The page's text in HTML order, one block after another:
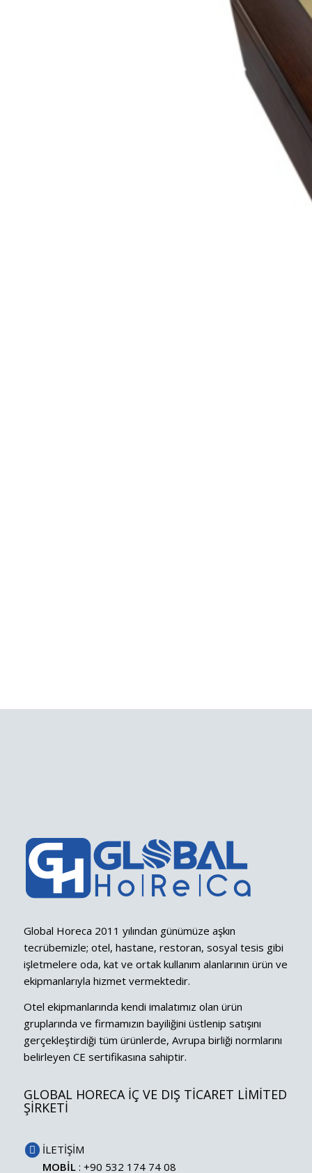
Global Horeca 2011 yılından günümüze aşkın
tecrübemizle; otel, hastane, restoran, sosyal tesis gibi
işletmelere oda, kat ve ortak kullanım alanlarının ürün ve
ekipmanlarıyla hizmet vermektedir.
Otel ekipmanlarında kendi imalatımız olan ürün
gruplarında ve firmamızın bayiliğini üstlenip satışını
gerçekleştirdiği tüm ürünlerde, Avrupa birliği normlarını
belirleyen CE sertifikasına sahiptir.
GLOBAL HORECA İÇ VE DIŞ TİCARET LİMİTED
ŞİRKETİ
İLETİŞİM
MOBİL : +90 532 174 74 08